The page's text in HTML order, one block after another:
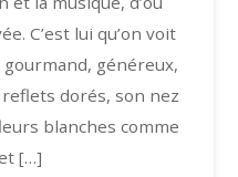
C’est lui qu’on voit
généreux,
dorés, son nez
blanches comme
et […]